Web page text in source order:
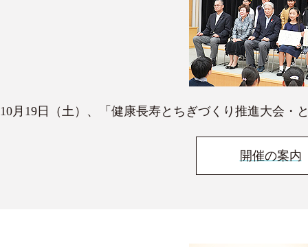
10月19日（土）、「健康長寿とちぎづくり推進大会・
開催の案内